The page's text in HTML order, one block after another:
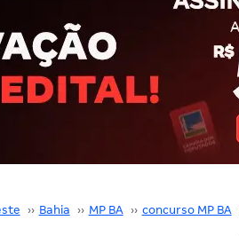
›› Bahia ›› MP BA ›› concurso MP BA